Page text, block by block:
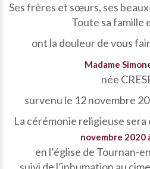
Ses frères et sœurs, ses
Toute sa famille
ont la douleur de vous
Madame
née
survenu le 12 novembre
La cérémonie religieuse sera
novembre 2020
en l’église de Tournan-